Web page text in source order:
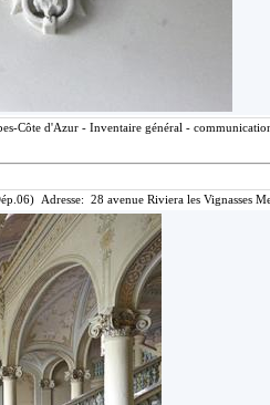
Côte d'Azur - Inventaire général -
Adresse: 28 avenue Riviera les Vignasses